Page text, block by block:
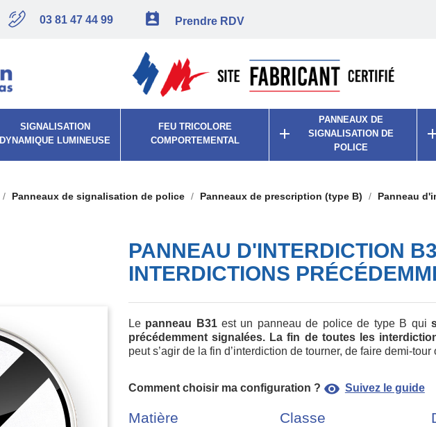
03 81 47 44 99  Prendre RDV
SIGNALISATION
DYNAMIQUE LUMINEUSE
FEU TRICOLORE
COMPORTEMENTAL

PANNEAUX DE
SIGNALISATION DE
POLICE
Panneaux de signalisation de police Panneaux de prescription (type B)
Panneau
PANNEAU D'INTERDICTION
INTERDICTIONS
Le panneau B31est un panneau de police de type B qui
précédemment signalées. La fin de toutes les
peut s’agir de la fin d’interdiction de tourner, de faire demi-
Comment choisir ma configuration ? visibility Suivez le guide
Matière Classe